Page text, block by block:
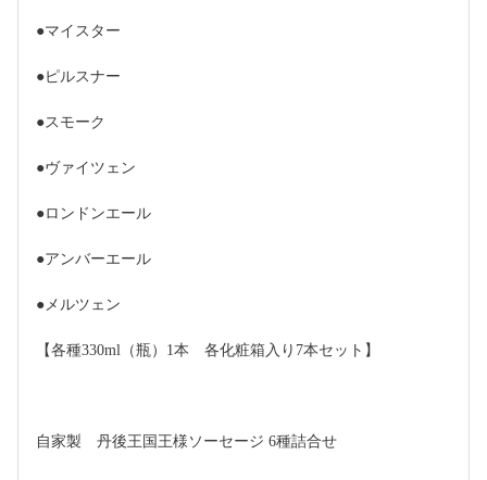
●マイスター
●ピルスナー
●スモーク
●ヴァイツェン
●ロンドンエール
●アンバーエール
●メルツェン
【各種330ml（瓶）1本　各化粧箱入り7本セット】
自家製　丹後王国王様ソーセージ 6種詰合せ